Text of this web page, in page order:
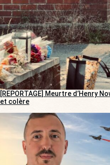
[REPORTAGE] Meurtre d’Henry
et colère